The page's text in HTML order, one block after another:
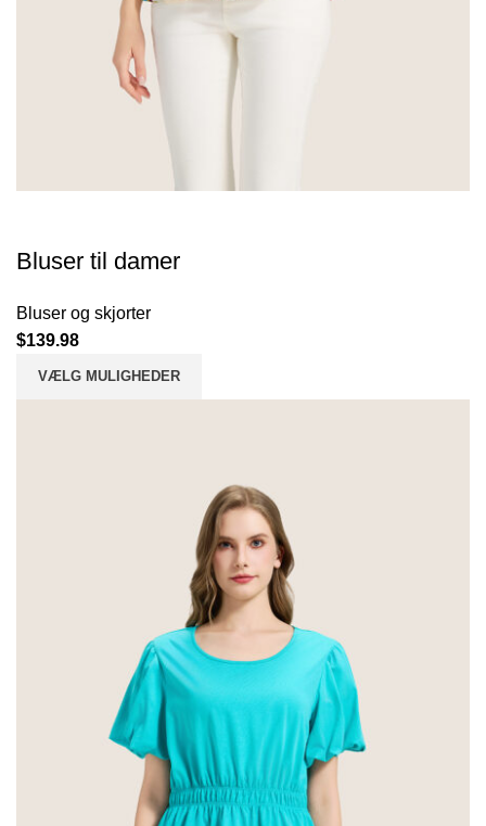
Bluser til damer
Bluser og skjorter
$139.98
VÆLG MULIGHEDER